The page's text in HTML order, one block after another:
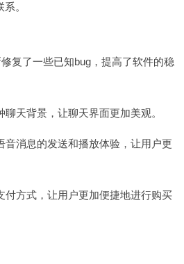
。
复了一些已知bug，提高了软件的稳
天背景，让聊天界面更加美观。
音消息的发送和播放体验，让用户更
付方式，让用户更加便捷地进行购买